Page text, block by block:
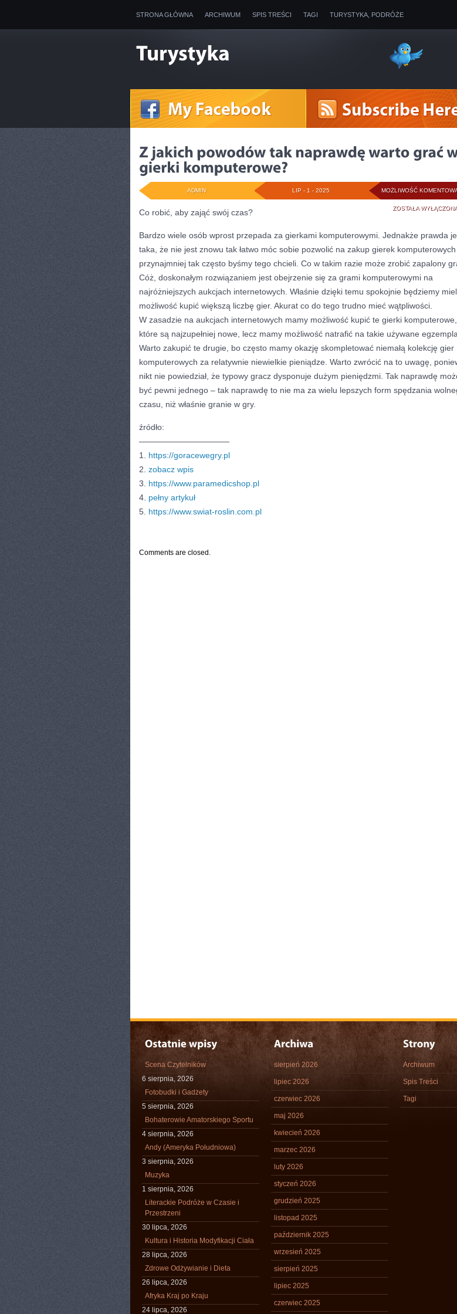
STRONA GŁÓWNA ARCHIWUM SPIS TREŚCI TAGI TURYSTYKA, PODRÓŻE
MOŻLIWOŚĆ
ZOSTAŁA
LIP - 1 - 2025
ADMIN
Co robić, aby zająć swój czas?
Bardzo wiele osób wprost przepada za gierkami komputerowymi. Jednakże prawda
taka, że nie jest znowu tak łatwo móc sobie pozwolić na zakup gierek
przynajmniej tak często byśmy tego chcieli. Co w takim razie może zrobić zapalony
Cóż, doskonałym rozwiązaniem jest obejrzenie się za grami komputerowymi na
najróżniejszych aukcjach internetowych. Właśnie dzięki temu spokojnie będziemy
możliwość kupić większą liczbę gier. Akurat co do tego trudno mieć wątpliwości.
W zasadzie na aukcjach internetowych mamy możliwość kupić te gierki komputerowe,
które są najzupełniej nowe, lecz mamy możliwość natrafić na takie używane
Warto zakupić te drugie, bo często mamy okazję skompletować niemałą kolekcję gier
komputerowych za relatywnie niewielkie pieniądze. Warto zwrócić na to uwagę,
nikt nie powiedział, że typowy gracz dysponuje dużym pieniędzmi. Tak naprawdę
być pewni jednego – tak naprawdę to nie ma za wielu lepszych form spędzania
czasu, niż właśnie granie w gry.
źródło:
———————————
1. https://goracewegry.pl
2. zobacz wpis
3. https://www.paramedicshop.pl
4. pełny artykuł
5. https://www.swiat-roslin.com.pl
Comments are closed.
Scena Czytelników
6 sierpnia, 2026
Fotobudki i Gadżety
5 sierpnia, 2026
Bohaterowie Amatorskiego Sportu
4 sierpnia, 2026
Andy (Ameryka Południowa)
3 sierpnia, 2026
Muzyka
1 sierpnia, 2026
Literackie Podróże w Czasie i
Przestrzeni
30 lipca, 2026
Kultura i Historia Modyfikacji Ciała
28 lipca, 2026
Zdrowe Odżywianie i Dieta
26 lipca, 2026
Afryka Kraj po Kraju
24 lipca, 2026
sierpień 2026
lipiec 2026
czerwiec 2026
maj 2026
kwiecień 2026
marzec 2026
luty 2026
styczeń 2026
grudzień 2025
listopad 2025
październik 2025
wrzesień 2025
sierpień 2025
lipiec 2025
czerwiec 2025
Archiwum
Spis Treści
Tagi